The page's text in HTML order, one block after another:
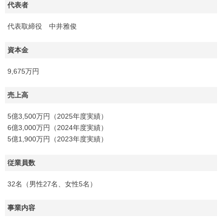
代表者
代表取締役 中井雅俊
資本金
9,675万円
売上高
5億3,500万円（2025年度実績）
6億3,000万円（2024年度実績）
5億1,900万円（2023年度実績）
従業員数
32名（男性27名、女性5名）
事業内容